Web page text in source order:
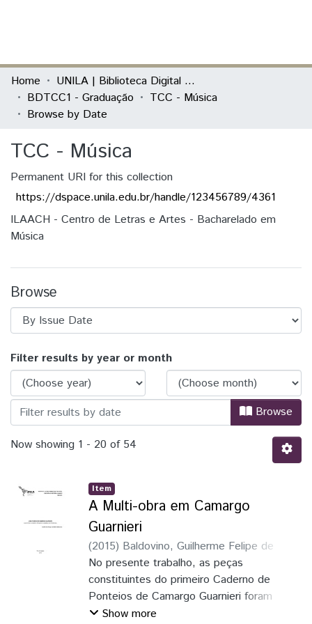
Communities & Collections
All of DSpace
Home
UNILA | Biblioteca Digital de Trabalhos de Conclusão de Curso
BDTCC1 - Graduação
TCC - Música
Browse by Date
TCC - Música
Permanent URI for this collection
https://dspace.unila.edu.br/handle/123456789/4361
ILAACH - Centro de Letras e Artes - Bacharelado em
Música
Browse
Browsing TCC - Música by Issue Date
Filter results by year or month
Browse
Now showing 1 - 20 of 54
Item
A Multi-obra em Camargo
Guarnieri
(2015) Baldovino, Guilherme Felipe de
Mello;Matschulat, Josias
No presente trabalho, as peças
constituintes do primeiro Caderno de
Ponteios de Camargo Guarnieri foram
analisadas com o intuito de encontrar
Show more